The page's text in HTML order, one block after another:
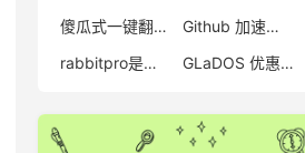
傻瓜式一键翻墙VPN客户端
Github 加速下载
rabbitpro是什么
GLaDOS 优惠码